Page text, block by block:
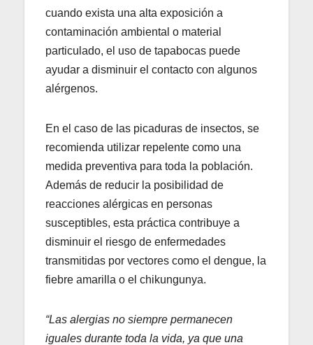
cuando exista una alta exposición a
contaminación ambiental o material
particulado, el uso de tapabocas puede
ayudar a disminuir el contacto con algunos
alérgenos.
En el caso de las picaduras de insectos, se
recomienda utilizar repelente como una
medida preventiva para toda la población.
Además de reducir la posibilidad de
reacciones alérgicas en personas
susceptibles, esta práctica contribuye a
disminuir el riesgo de enfermedades
transmitidas por vectores como el dengue, la
fiebre amarilla o el chikungunya.
“Las alergias no siempre permanecen
iguales durante toda la vida, ya que una